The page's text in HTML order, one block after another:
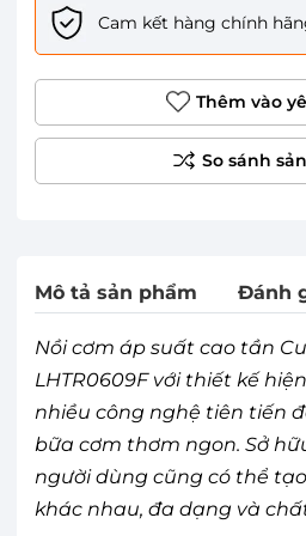
Cam kết hàng chính
Thêm vào
Mô tả sản phẩm Đánh
Nồi cơm áp suất cao tần
LHTR0609F với thiết kế
nhiều công nghệ tiên tiến
bữa cơm thơm ngon. Sở
người dùng cũng có thể
khác nhau, đa dạng và